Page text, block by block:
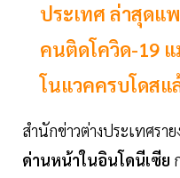
ประเทศ ล่าสุดแ
คนติดโควิด-19
โนแวคครบโดสแ
สำนักข่าวต่างประเทศราย
ด่านหน้าในอินโดนีเซีย